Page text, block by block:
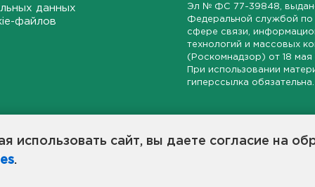
использовать сайт, вы даете согласие на
.
данных
файлов
Эл № ФС 77-39848 ,
Федеральной службой по
сфере связи,
технологий и массовых
(Роскомнадзор) от 18 мая
При использовании
гиперссылка обязательна.
области, экономической и инвестиционной активности в
станет популярной и конструктивной площадкой
в 47-м регионе России.